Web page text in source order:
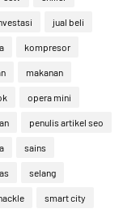
jual beli
kompresor
makanan
opera mini
penulis artikel seo
sains
selang
smart city